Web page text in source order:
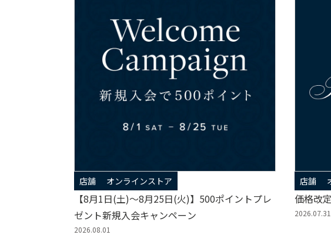
店舗 オンラインストア
【8月1日(土)～8月25日(火)】500ポイントプレ
ゼント新規入会キャンペーン
2026.08.01
店舗
価格改
2026.07.31